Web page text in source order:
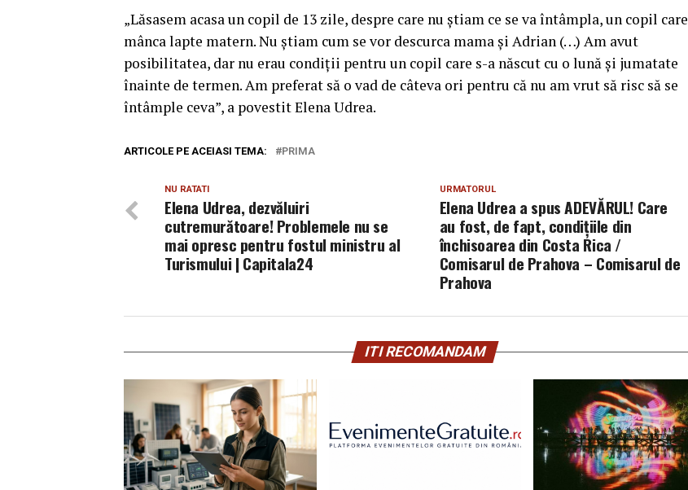
„Lăsasem acasa un copil de 13 zile, despre care nu ştiam ce se va întâmpla, un copil care
mânca lapte matern. Nu ştiam cum se vor descurca mama şi Adrian (…) Am avut
posibilitatea, dar nu erau condiţii pentru un copil care s-a născut cu o lună şi jumatate
înainte de termen. Am preferat să o vad de câteva ori pentru că nu am vrut să risc să se
întâmple ceva”, a povestit Elena Udrea.
ARTICOLE PE ACEIASI TEMA: PRIMA
URMATORUL
Elena Udrea a spus ADEVĂRUL! Care
au fost, de fapt, condițiile din
închisoarea din Costa Rica /
Comisarul de Prahova – Comisarul de
Prahova
NU RATATI
Elena Udrea, dezvăluiri
cutremurătoare! Problemele nu se
mai opresc pentru fostul ministru al
Turismului | Capitala24
ITI RECOMANDAM